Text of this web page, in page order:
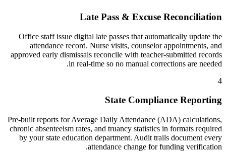
Late Pass & Excuse Reconciliation
Office staff issue digital late passes that automatically update the
attendance record. Nurse visits, counselor appointments, and
approved early dismissals reconcile with teacher-submitted records
in real-time so no manual corrections are needed.
4
State Compliance Reporting
Pre-built reports for Average Daily Attendance (ADA) calculations,
chronic absenteeism rates, and truancy statistics in formats required
by your state education department. Audit trails document every
attendance change for funding verification.